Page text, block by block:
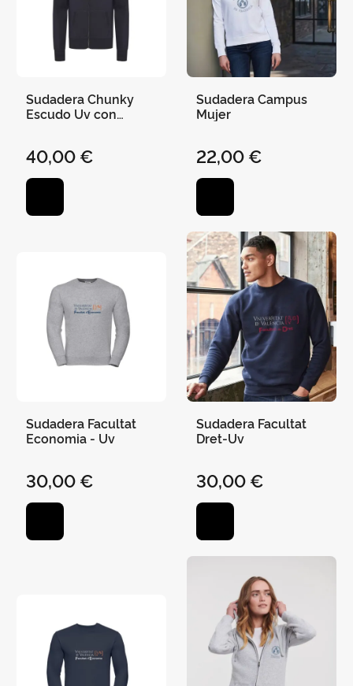
Sudadera Chunky
Escudo Uv con
40,00 €
Sudadera Campus
Mujer
22,00 €
Sudadera Facultat
Economia - Uv
30,00 €
Sudadera Facultat
Dret-Uv
30,00 €